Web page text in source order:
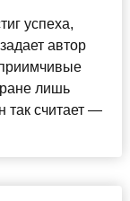
успеха,
автор
лишь
так считает —